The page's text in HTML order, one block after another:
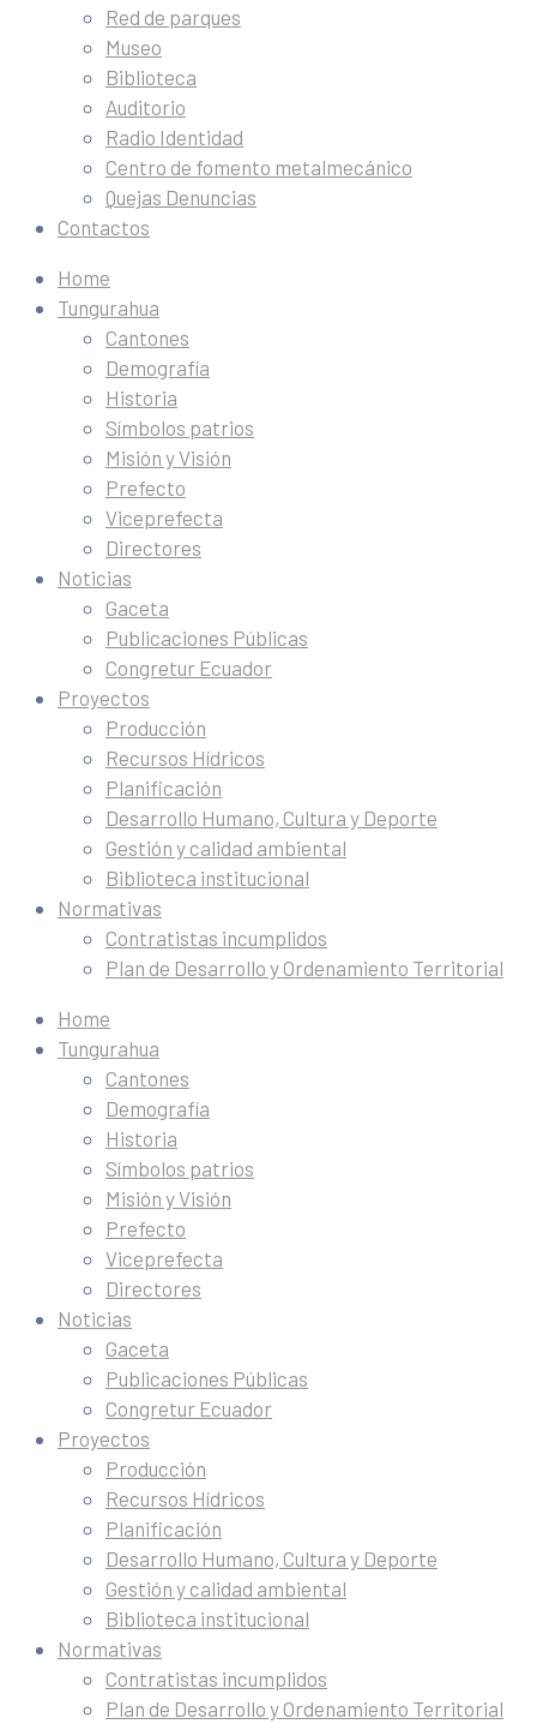
Red de parques
Museo
Biblioteca
Auditorio
Radio Identidad
Centro de fomento metalmecánico
Quejas Denuncias
Contactos
Home
Tungurahua
Cantones
Demografía
Historia
Símbolos patrios
Misión y Visión
Prefecto
Viceprefecta
Directores
Noticias
Gaceta
Publicaciones Públicas
Congretur Ecuador
Proyectos
Producción
Recursos Hídricos
Planificación
Desarrollo Humano, Cultura y Deporte
Gestión y calidad ambiental
Biblioteca institucional
Normativas
Contratistas incumplidos
Plan de Desarrollo y Ordenamiento Territorial
Home
Tungurahua
Cantones
Demografía
Historia
Símbolos patrios
Misión y Visión
Prefecto
Viceprefecta
Directores
Noticias
Gaceta
Publicaciones Públicas
Congretur Ecuador
Proyectos
Producción
Recursos Hídricos
Planificación
Desarrollo Humano, Cultura y Deporte
Gestión y calidad ambiental
Biblioteca institucional
Normativas
Contratistas incumplidos
Plan de Desarrollo y Ordenamiento Territorial